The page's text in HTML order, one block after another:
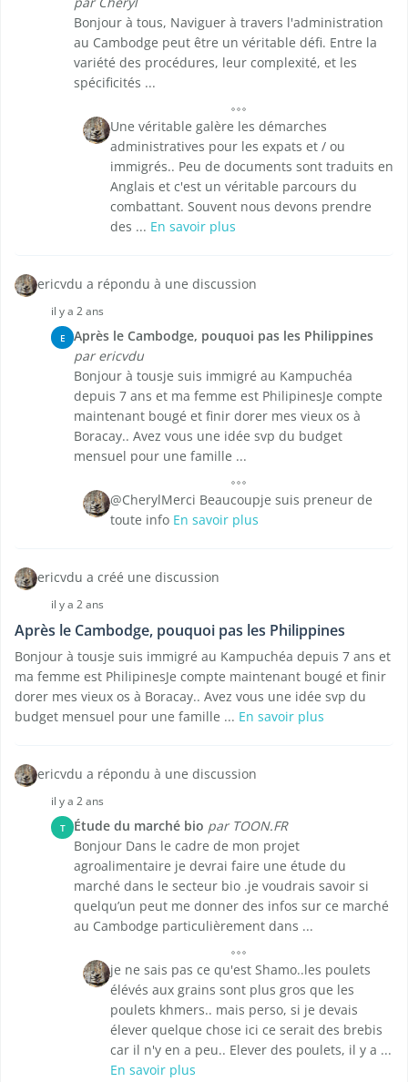
Bonjour à tous, Naviguer à travers l'administration
au Cambodge peut être un véritable défi. Entre la
variété des procédures, leur complexité, et les
spécificités ...
Une véritable galère les démarches
administratives pour les expats et / ou
immigrés.. Peu de documents sont traduits en
Anglais et c'est un véritable parcours du
combattant. Souvent nous devons prendre
des ... En savoir plus
ericvdu a répondu à une discussion
il y a 2 ans
E
Après le Cambodge, pouquoi pas les Philippines
par ericvdu
Bonjour à tousje suis immigré au Kampuchéa
depuis 7 ans et ma femme est PhilipinesJe compte
maintenant bougé et finir dorer mes vieux os à
Boracay.. Avez vous une idée svp du budget
mensuel pour une famille ...
@CherylMerci Beaucoupje suis preneur de
toute info En savoir plus
ericvdu a créé une discussion
il y a 2 ans
Après le Cambodge, pouquoi pas les Philippines
Bonjour à tousje suis immigré au Kampuchéa depuis 7 ans et
ma femme est PhilipinesJe compte maintenant bougé et finir
dorer mes vieux os à Boracay.. Avez vous une idée svp du
budget mensuel pour une famille ... En savoir plus
ericvdu a répondu à une discussion
il y a 2 ans
T Étude du marché bio par TOON.FR
Bonjour Dans le cadre de mon projet
agroalimentaire je devrai faire une étude du
marché dans le secteur bio .je voudrais savoir si
quelqu’un peut me donner des infos sur ce marché
au Cambodge particulièrement dans ...
je ne sais pas ce qu'est Shamo..les poulets
élévés aux grains sont plus gros que les
poulets khmers.. mais perso, si je devais
élever quelque chose ici ce serait des brebis
car il n'y en a peu.. Elever des poulets, il y a ...
En savoir plus